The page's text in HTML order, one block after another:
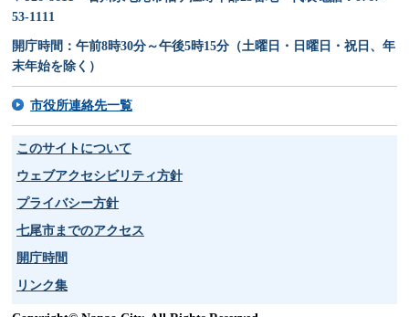
53-1111
開庁時間：午前8時30分～午後5時15分（土曜日・日曜日・祝日、年
末年始を除く）
市役所連絡先一覧
このサイトについて
ウェブアクセシビリティ方針
プライバシー方針
七尾市までのアクセス
開庁時間
リンク集